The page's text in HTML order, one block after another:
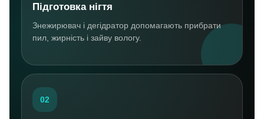
Підготовка нігтя
Знежирювач і дегідратор допомагають прибрати
пил, жирність і зайву вологу.
02